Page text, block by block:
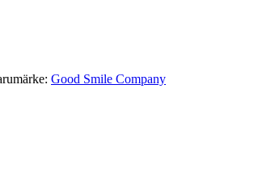
Good Smile Company